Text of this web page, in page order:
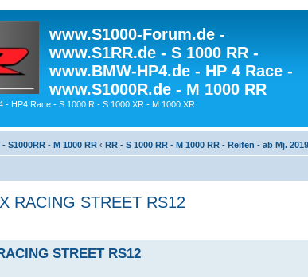
www.S1000-Forum.de -
www.S1RR.de - S 1000 RR -
www.BMW-HP4.de - HP 4 Race -
www.S1000R.de - M 1000 RR
HP4 Race - S 1000 R - S 1000 XR - M 1000 XR
S1000RR - M 1000 RR ‹ RR - S 1000 RR - M 1000 RR - Reifen - ab Mj. 2019
RACING STREET RS12
STREET RS12